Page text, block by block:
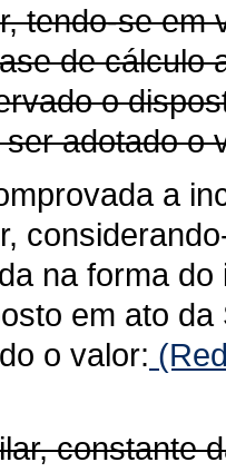
tendo-se em
de
o
adotado o
a
na forma
em ato
o valor:
constante